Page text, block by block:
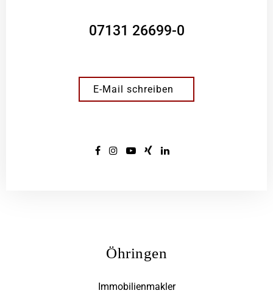
07131 26699-0
E-Mail schreiben
Öhringen
Immobilienmakler